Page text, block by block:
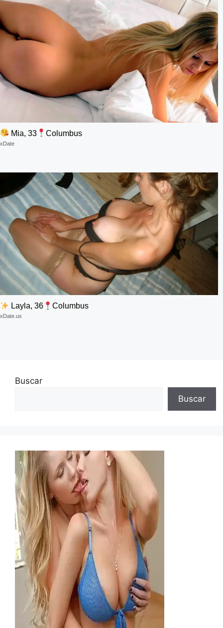
Mia, 33 Columbus
xDate
Layla, 36 Columbus
xDate.us
Buscar
Buscar